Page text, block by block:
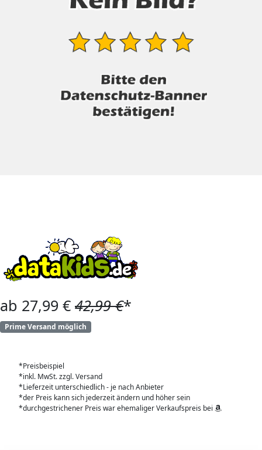
ab 27,99 € 42,99 €*
Prime Versand möglich
*Preisbeispiel
*inkl. MwSt. zzgl. Versand
*Lieferzeit unterschiedlich - je nach Anbieter
*der Preis kann sich jederzeit ändern und höher sein
*durchgestrichener Preis war ehemaliger Verkaufspreis bei